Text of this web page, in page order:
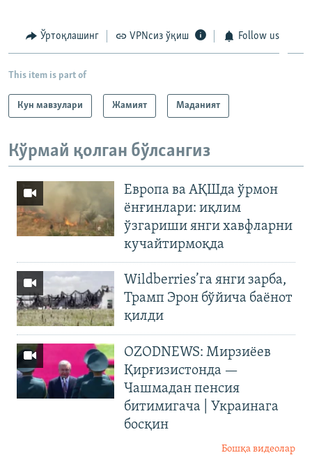
Ўртоқлашинг VPNсиз ўқиш Follow us
This item is part of
Кун мавзулари Жамият Маданият
Кўрмай қолган бўлсангиз
Европа ва АҚШда ўрмон
ёнғинлари: иқлим
ўзгариши янги хавфларни
кучайтирмоқда
Wildberries’га янги зарба,
Трамп Эрон бўйича баёнот
қилди
OZODNEWS: Мирзиёев
Қирғизистонда —
Чашмадан пенсия
битимигача | Украинага
босқин
Бошқа видеолар